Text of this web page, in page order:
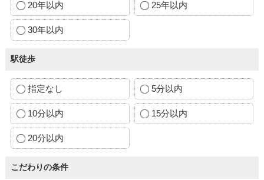
20年以内 25年以内
30年以内
駅徒歩
指定なし 5分以内
10分以内 15分以内
20分以内
こだわりの条件